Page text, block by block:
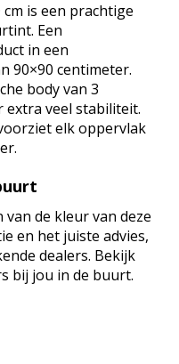
cm is een prachtige
Een
in een
90×90 centimeter.
body van 3
veel stabiliteit.
elk oppervlak
de kleur van deze
en het juiste advies,
dealers. Bekijk
bij jou in de buurt.